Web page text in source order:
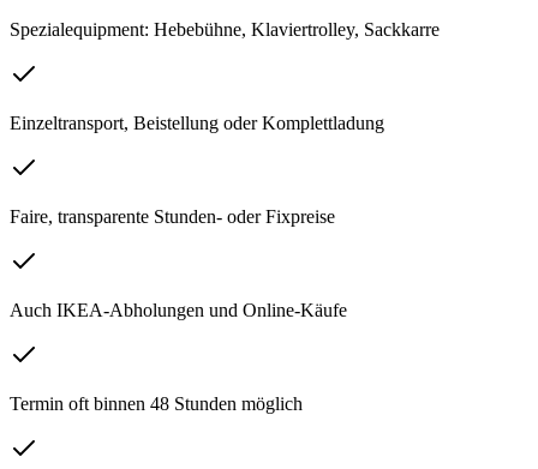
Spezialequipment: Hebebühne, Klaviertrolley, Sackkarre
Einzeltransport, Beistellung oder Komplettladung
Faire, transparente Stunden- oder Fixpreise
Auch IKEA-Abholungen und Online-Käufe
Termin oft binnen 48 Stunden möglich